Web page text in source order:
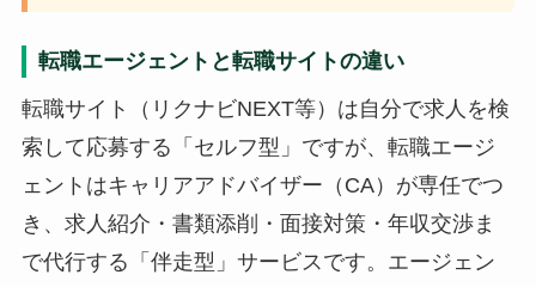
転職エージェントと転職サイトの違い
転職サイト（リクナビNEXT等）は自分で求人を検
索して応募する「セルフ型」ですが、転職エージ
ェントはキャリアアドバイザー（CA）が専任でつ
き、求人紹介・書類添削・面接対策・年収交渉ま
で代行する「伴走型」サービスです。エージェン